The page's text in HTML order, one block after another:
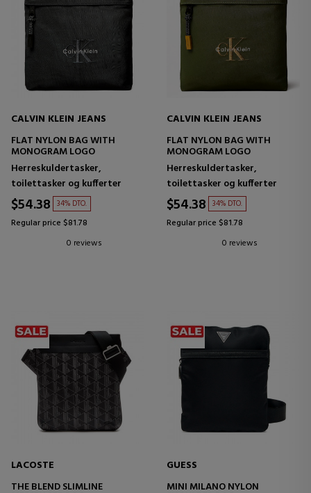
CALVIN KLEIN JEANS
FLAT NYLON BAG WITH
MONOGRAM LOGO
Herreskuldertasker,
toilettasker og kufferter
$54.38 34% DTO.
Regular price $81.78
0 reviews
CALVIN KLEIN JEANS
FLAT NYLON BAG WITH
MONOGRAM LOGO
Herreskuldertasker,
toilettasker og kufferter
$54.38 34% DTO.
Regular price $81.78
0 reviews
LACOSTE
THE BLEND SLIMLINE
GUESS
MINI MILANO NYLON